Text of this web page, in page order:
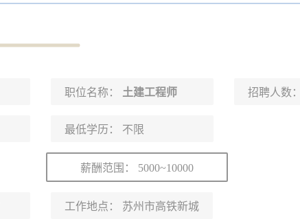
职位名称： 土建工程师 招聘人数：
最低学历： 不限
薪酬范围： 5000~10000
工作地点： 苏州市高铁新城